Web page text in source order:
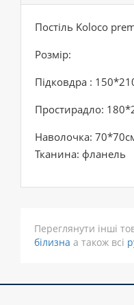
Постіль Koloco
Розмір:
Підковдра :
Простирадло:
Наволочка:
Тканина: фланель
Переглянути інші
білизна а також всі